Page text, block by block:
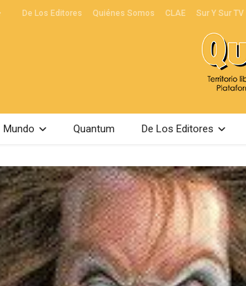
De Los Editores Quiénes Somos CLAE Sur Y Sur TV
Mundo Quantum De Los Editores